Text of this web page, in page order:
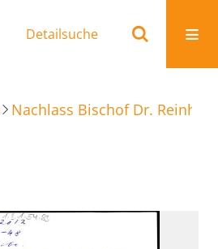
Detailsuche
Nachlass Bischof Dr.